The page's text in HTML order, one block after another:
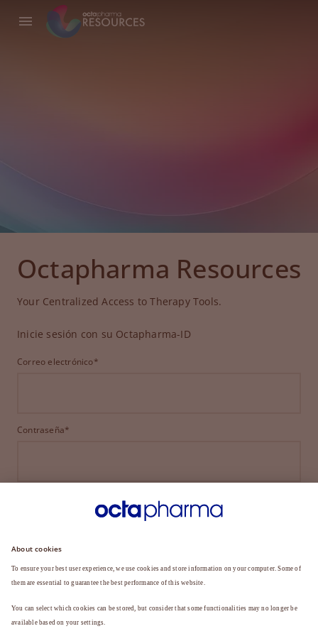
Octapharma Resources
Your Centralized Access to Therapy Tools.
Inicie sesión con su Octapharma-ID
Correo electrónico*
Contraseña*
INICIAR SESIÓN
¿HA OLVIDADO SU CONTRASEÑA?
¿Aún no es miembro?